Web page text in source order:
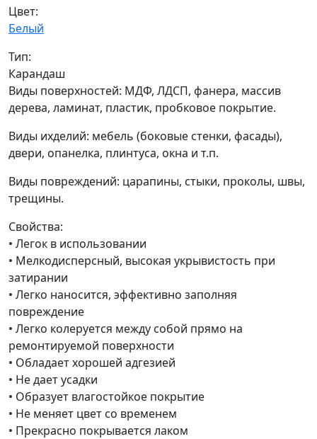
Цвет:
Белый
Тип:
Карандаш
Виды поверхностей: МДФ, ЛДСП, фанера, массив
дерева, ламинат, пластик, пробковое покрытие.
Виды ихделий: мебель (боковые стенки, фасады),
двери, опанелка, плинтуса, окна и т.п.
Виды повреждений: царапины, стыки, проколы, швы,
трещины.
Свойства:
• Легок в использовании
• Мелкодисперсный, высокая укрывистость при
затирании
• Легко наносится, эффективно заполняя
повреждение
• Легко колеруется между собой прямо на
ремонтируемой поверхности
• Обладает хорошей адгезией
• Не дает усадки
• Образует влагостойкое покрытие
• Не меняет цвет со временем
• Прекрасно покрывается лаком